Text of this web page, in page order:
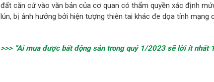
đất căn cứ vào văn bản của cơ quan có thẩm quyền xác định
lún, bị ảnh hưởng bởi hiện tượng thiên tai khác đe dọa tính mạng
>>> “Ai mua được bất động sản trong quý 1/2023 sẽ lời ít nhất